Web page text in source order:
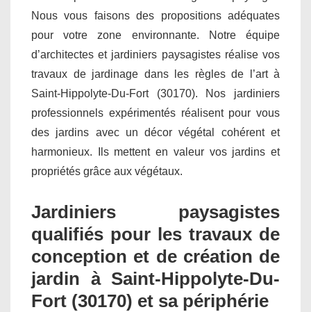
Nous vous faisons des propositions adéquates
pour votre zone environnante. Notre équipe
d’architectes et jardiniers paysagistes réalise vos
travaux de jardinage dans les règles de l’art à
Saint-Hippolyte-Du-Fort (30170). Nos jardiniers
professionnels expérimentés réalisent pour vous
des jardins avec un décor végétal cohérent et
harmonieux. Ils mettent en valeur vos jardins et
propriétés grâce aux végétaux.
Jardiniers paysagistes
qualifiés pour les travaux de
conception et de création de
jardin à Saint-Hippolyte-Du-
Fort (30170) et sa périphérie